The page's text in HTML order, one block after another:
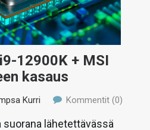
12900K + MSI
kasaus
Kurri Kommentit (0)
lähetettävässä